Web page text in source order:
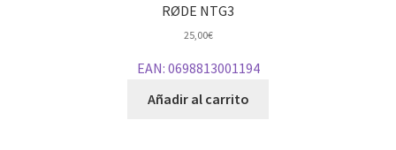
RØDE NTG3
25,00€
EAN: 0698813001194
Añadir al carrito